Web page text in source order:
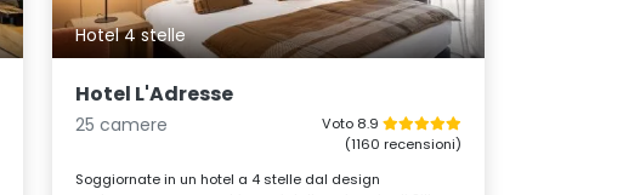
Hotel 4 stelle
Hotel L'Adresse
25 camere
Voto 8.9
(1160 recensioni)
Soggiornate in un hotel a 4 stelle dal design